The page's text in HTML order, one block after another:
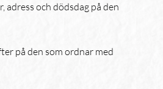
adress och dödsdag på den
på den som ordnar med